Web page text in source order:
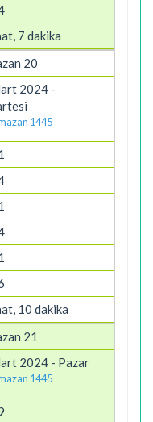
7 dakika
20
2024 -
1445
10 dakika
21
2024 - Pazar
1445